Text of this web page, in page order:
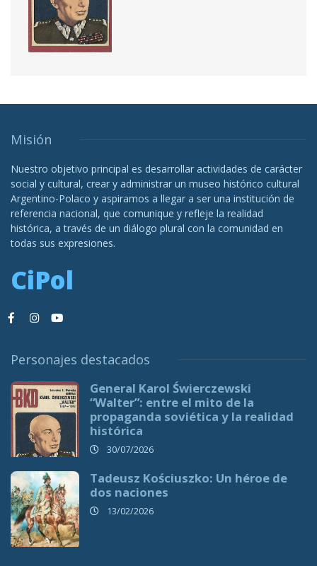
Misión
Nuestro objetivo principal es desarrollar actividades de carácter
social y cultural, crear y administrar un museo histórico cultural
Argentino-Polaco y aspiramos a llegar a ser una institución de
referencia nacional, que comunique y refleje la realidad
histórica, a través de un diálogo plural con la comunidad en
todas sus expresiones.
CiPol
Personajes destacados
General Karol Świerczewski
“Walter”: entre el mito de la
propaganda soviética y la realidad
histórica
30/07/2026
Tadeusz Kościuszko: Un héroe de
dos naciones
13/02/2026